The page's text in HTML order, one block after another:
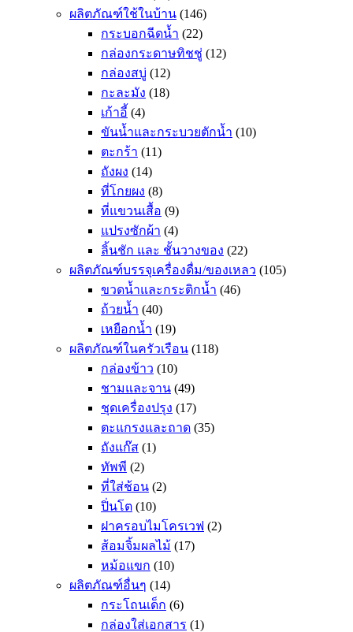
ผลิตภัณฑ์ใช้ในบ้าน (146)
กระบอกฉีดน้ำ (22)
กล่องกระดาษทิชชู่ (12)
กล่องสบู่ (12)
กะละมัง (18)
เก้าอี้ (4)
ขันน้ำและกระบวยตักน้ำ (10)
ตะกร้า (11)
ถังผง (14)
ที่โกยผง (8)
ที่แขวนเสื้อ (9)
แปรงซักผ้า (4)
ลิ้นชัก และ ชั้นวางของ (22)
ผลิตภัณฑ์บรรจุเครื่องดื่ม/ของเหลว (105)
ขวดน้ำและกระติกน้ำ (46)
ถ้วยน้ำ (40)
เหยือกน้ำ (19)
ผลิตภัณฑ์ในครัวเรือน (118)
กล่องข้าว (10)
ชามและจาน (49)
ชุดเครื่องปรุง (17)
ตะแกรงและถาด (35)
ถังแก๊ส (1)
ทัพพี (2)
ที่ใส่ช้อน (2)
ปิ่นโต (10)
ฝาครอบไมโครเวฟ (2)
ส้อมจิ้มผลไม้ (17)
หม้อแขก (10)
ผลิตภัณฑ์อื่นๆ (14)
กระโถนเด็ก (6)
กล่องใส่เอกสาร (1)